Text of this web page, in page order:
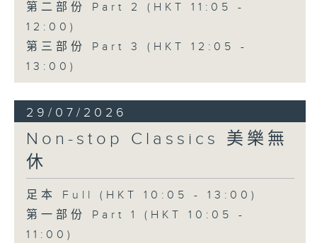
第二部份 Part 2 (HKT 11:05 -
12:00)
第三部份 Part 3 (HKT 12:05 -
13:00)
29/07/2026
Non-stop Classics 美樂無
休
足本 Full (HKT 10:05 - 13:00)
第一部份 Part 1 (HKT 10:05 -
11:00)